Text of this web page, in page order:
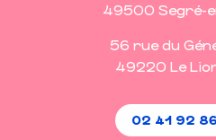
49500 Segré-
56 rue du
49220 Le
02 41 92